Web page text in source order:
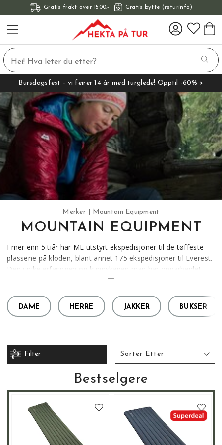
Gratis frakt over 1500,- Gratis bytte (returinfo)
Bursdagsfest - vi feirer 14 år med turglede! Opptil -60% >
Merker Mountain Equipment
MOUNTAIN EQUIPMENT
I mer enn 5 tiår har ME utstyrt ekspedisjoner til de tøffeste
plassene på kloden, blant annet 175 ekspedisjoner til Everest.
Den unike erfaringen og kunnskapen man har opparbeidet
gjennom dette har gitt produktene fra ME en kvalitet og
av.
ME er kjent for sin unike kvalitet og kammer teknologi på
de beste.
Hvorfor har HPT valgt ME som samarbeidspartner:
- Fantastisk gode soveposer
- Svært gode turbukser
- God og lydhør produktutvikling
Våre favoritter: K7 dunjakke, Epic bukse
Størrelsesguide
DAME HERRE JAKKER BUKSER
Filter Sorter Etter
Bestselgere